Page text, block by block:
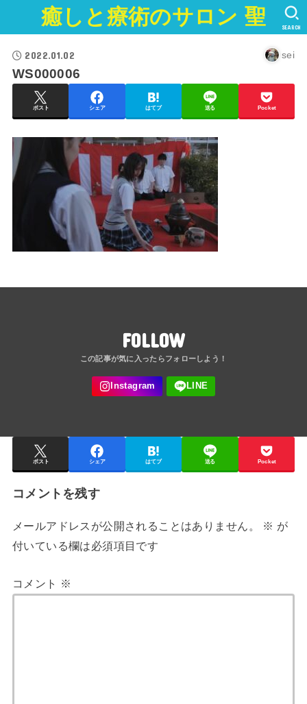
癒しと療術のサロン 聖 SEARCH
2022.01.02 sei
WS000006
ポスト シェア はてブ 送る Pocket
FOLLOW
ポスト シェア はてブ 送る Pocket
コメントを残す
メールアドレスが公開されることはありません。 ※ が
付いている欄は必須項目です
コメント ※